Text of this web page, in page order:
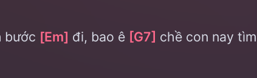
bước [Em] đi, bao ê [G7] chề con nay tìm